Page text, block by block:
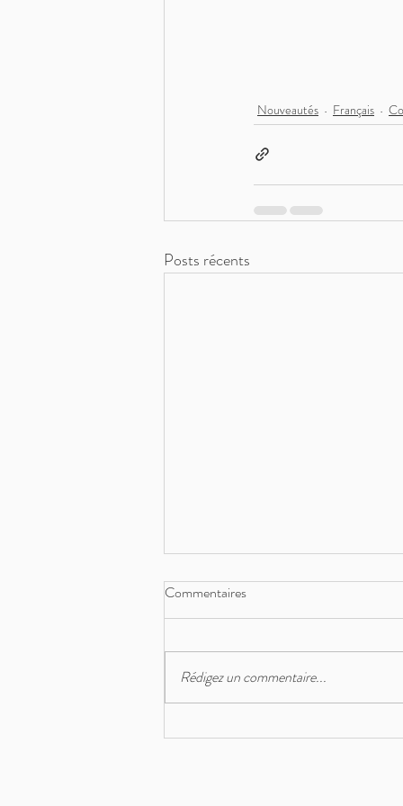
Nouveautés Français
Posts récents
Mathano, site suisse de calcul
Commentaires
Rédigez un commentaire...